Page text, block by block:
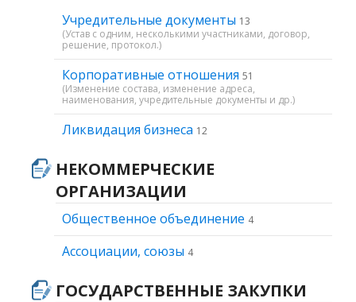
Учредительные документы 13
(Устав с одним, несколькими участниками, договор,
решение, протокол.)
Корпоративные отношения 51
(Изменение состава, изменение адреса,
наименования, учредительные документы и др.)
Ликвидация бизнеса 12
НЕКОММЕРЧЕСКИЕ
ОРГАНИЗАЦИИ
Общественное объединение 4
Ассоциации, союзы 4
ГОСУДАРСТВЕННЫЕ ЗАКУПКИ